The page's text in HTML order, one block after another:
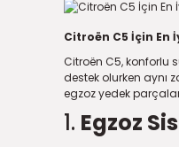
Citroën C5 İçin En
Citroën C5, konforlu
destek olurken aynı
egzoz yedek
1. Egzoz